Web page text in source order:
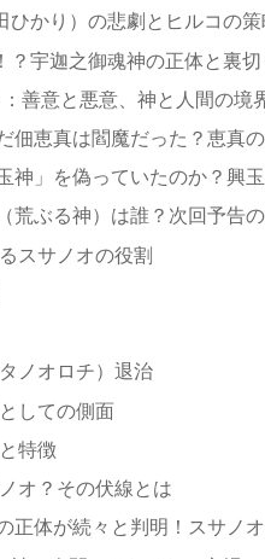
ひかり）の悲劇とヒルコの策
？宇迦之御魂神の正体と裏切
善意と悪意、神と人間の境
佃恵真は閻魔だった？恵真
神」を偽っていたのか？興
荒ぶる神）は誰？次回予告
スサノオの役割
ノオロチ）退治
しての側面
特徴
オ？その伏線とは
正体が続々と判明！スサノ